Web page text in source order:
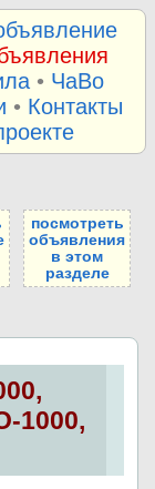
• ЧаВо
• Контакты
посмотреть
объявления
в этом
разделе
1000,